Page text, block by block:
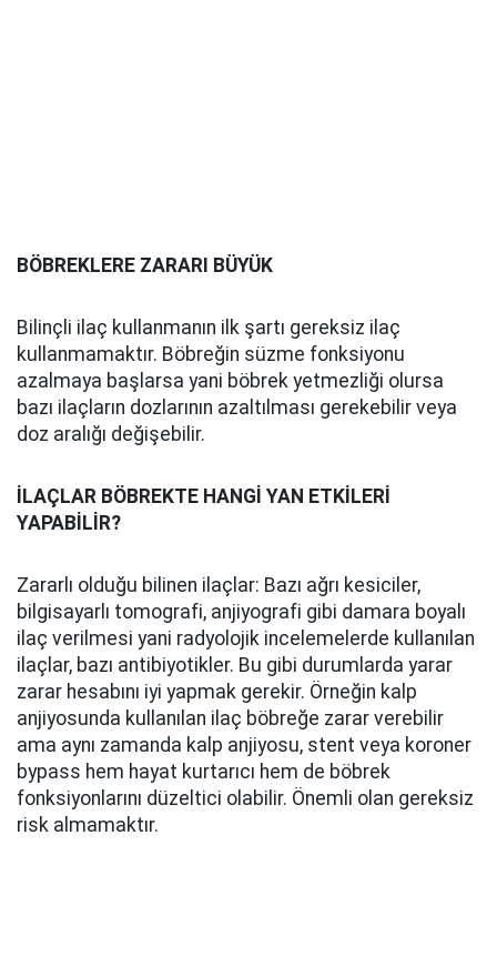
BÖBREKLERE ZARARI BÜYÜK
Bilinçli ilaç kullanmanın ilk şartı gereksiz ilaç
kullanmamaktır. Böbreğin süzme fonksiyonu
azalmaya başlarsa yani böbrek yetmezliği olursa
bazı ilaçların dozlarının azaltılması gerekebilir veya
doz aralığı değişebilir.
İLAÇLAR BÖBREKTE HANGİ YAN ETKİLERİ
YAPABİLİR?
Zararlı olduğu bilinen ilaçlar: Bazı ağrı kesiciler,
bilgisayarlı tomografi, anjiyografi gibi damara boyalı
ilaç verilmesi yani radyolojik incelemelerde kullanılan
ilaçlar, bazı antibiyotikler. Bu gibi durumlarda yarar
zarar hesabını iyi yapmak gerekir. Örneğin kalp
anjiyosunda kullanılan ilaç böbreğe zarar verebilir
ama aynı zamanda kalp anjiyosu, stent veya koroner
bypass hem hayat kurtarıcı hem de böbrek
fonksiyonlarını düzeltici olabilir. Önemli olan gereksiz
risk almamaktır.